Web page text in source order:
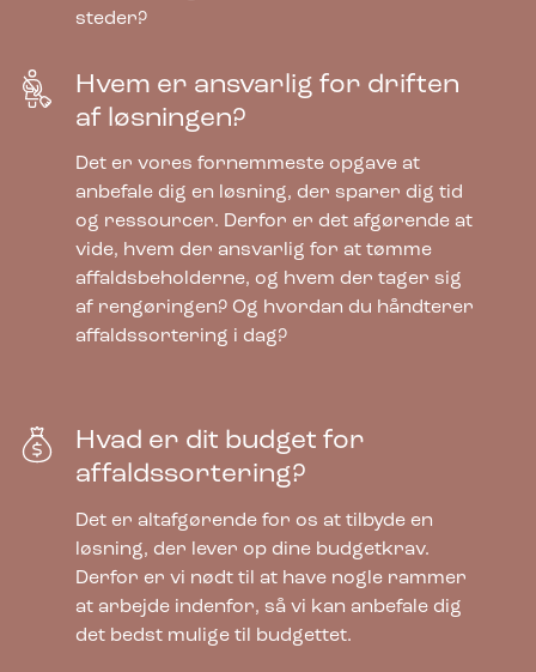
steder?
Hvem er ansvarlig for driften
af løsningen?
Det er vores fornemmeste opgave at
anbefale dig en løsning, der sparer dig tid
og ressourcer. Derfor er det afgørende at
vide, hvem der ansvarlig for at tømme
affaldsbeholderne, og hvem der tager sig
af rengøringen? Og hvordan du håndterer
affaldssortering i dag?
Hvad er dit budget for
affaldssortering?
Det er altafgørende for os at tilbyde en
løsning, der lever op dine budgetkrav.
Derfor er vi nødt til at have nogle rammer
at arbejde indenfor, så vi kan anbefale dig
det bedst mulige til budgettet.